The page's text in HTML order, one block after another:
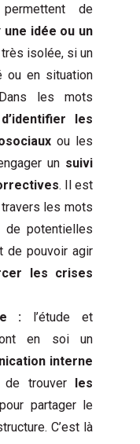
de
une idée ou un
isolée, si un
ou en situation
les mots
d’identifier les
ou les
un suivi
. Il est
les mots
potentielles
de pouvoir agir
les crises
: l’étude et
en soi un
interne
de trouver les
pour partager le
C’est là